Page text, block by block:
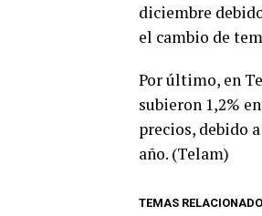
diciembre
el cambio de
Por último, en
subieron 1,2%
precios, debido
año. (Telam)
TEMAS